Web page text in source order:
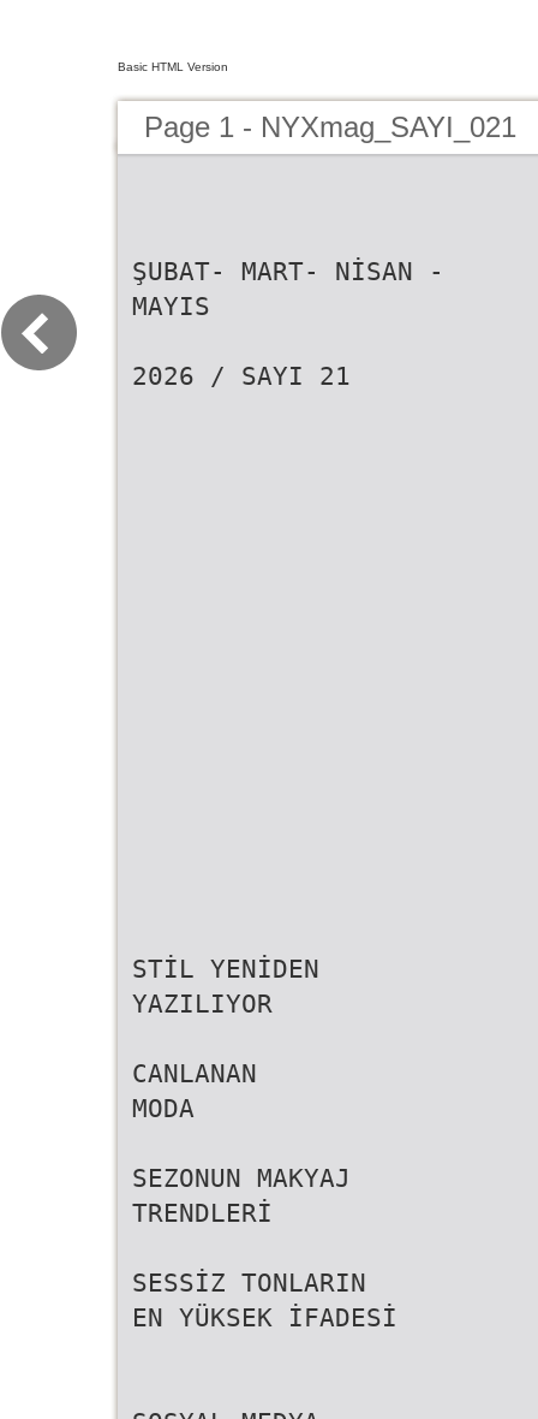
Basic HTML Version
Page 1 - NYXmag_SAYI_021
ŞUBAT- MART- NİSAN -
MAYIS
2026 / SAYI 21
STİL YENİDEN
YAZILIYOR
CANLANAN
MODA
SEZONUN MAKYAJ
TRENDLERİ
SESSİZ TONLARIN
EN YÜKSEK İFADESİ